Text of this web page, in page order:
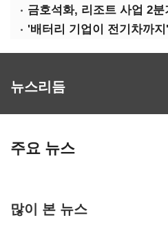
뉴스리듬
주요 뉴스
많이 본 뉴스